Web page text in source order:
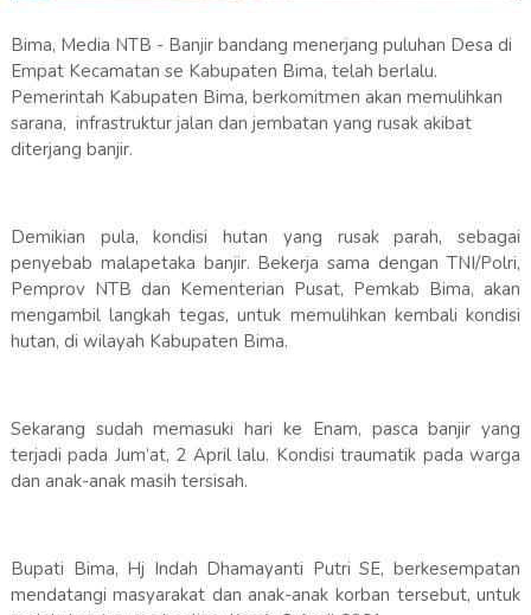
Bima, Media NTB - Banjir bandang menerjang puluhan Desa di
Empat Kecamatan se Kabupaten Bima, telah berlalu.
Pemerintah Kabupaten Bima, berkomitmen akan memulihkan
sarana, infrastruktur jalan dan jembatan yang rusak akibat
diterjang banjir.
Demikian pula, kondisi hutan yang rusak parah, sebagai
penyebab malapetaka banjir. Bekerja sama dengan TNI/Polri,
Pemprov NTB dan Kementerian Pusat, Pemkab Bima, akan
mengambil langkah tegas, untuk memulihkan kembali kondisi
hutan, di wilayah Kabupaten Bima.
Sekarang sudah memasuki hari ke Enam, pasca banjir yang
terjadi pada Jum’at, 2 April lalu. Kondisi traumatik pada warga
dan anak-anak masih tersisah.
Bupati Bima, Hj Indah Dhamayanti Putri SE, berkesempatan
mendatangi masyarakat dan anak-anak korban tersebut, untuk